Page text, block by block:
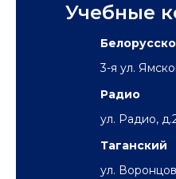
Учебные
3-я ул.
Радио
ул. Радио,
Таганский
ул.